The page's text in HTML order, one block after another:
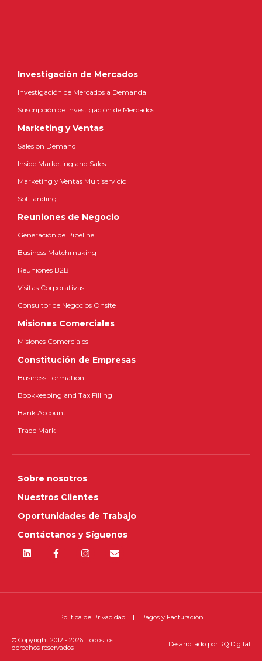
Investigación de Mercados
Investigación de Mercados a Demanda
Suscripción de Investigación de Mercados
Marketing y Ventas
Sales on Demand
Inside Marketing and Sales
Marketing y Ventas Multiservicio
Softlanding
Reuniones de Negocio
Generación de Pipeline
Business Matchmaking
Reuniones B2B
Visitas Corporativas
Consultor de Negocios Onsite
Misiones Comerciales
Misiones Comerciales
Constitución de Empresas
Business Formation
Bookkeeping and Tax Filling
Bank Account
Trade Mark
Sobre nosotros
Nuestros Clientes
Oportunidades de Trabajo
Contáctanos y Síguenos
© Copyright 2012 - 2026. Todos los
derechos reservados
Política de Privacidad Pagos y Facturación
Desarrollado por RQ Digital